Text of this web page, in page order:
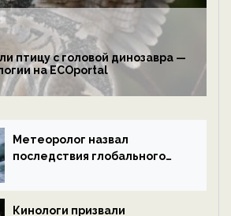
птицу с головой динозавра —
на ECOportal
Метеоролог назвал
последствия глобального
ECOportal
Кинологи призвали